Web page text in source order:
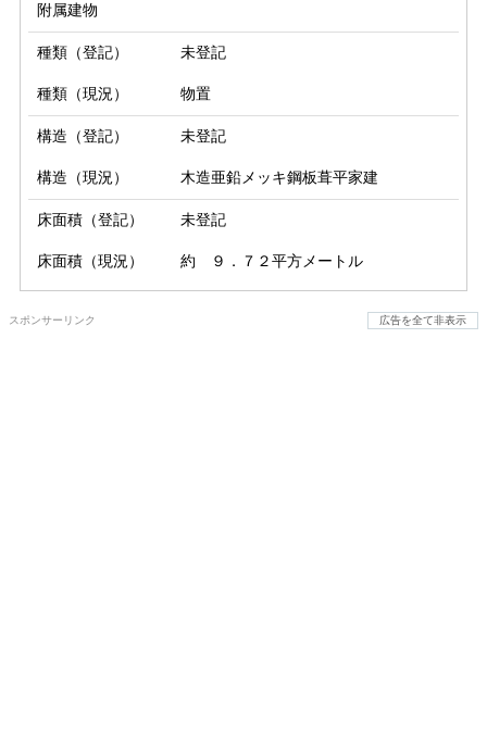
附属建物
種類（登記） 未登記
種類（現況） 物置
構造（登記） 未登記
構造（現況） 木造亜鉛メッキ鋼板葺平家建
床面積（登記） 未登記
床面積（現況） 約　９．７２平方メートル
スポンサーリンク 広告を全て非表示